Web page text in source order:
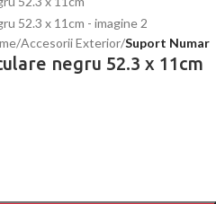
Accesorii Exterior Suport Numar
negru 52.3 x 11cm